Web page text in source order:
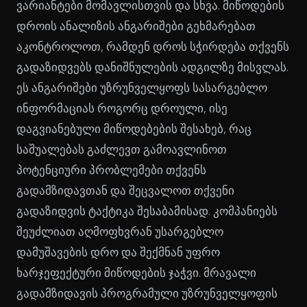
ვარიანტები მომავლისთვის და სხვა. მიწოდების
დროის ანალიზის ანგარიშები გეხმარებათ
აკონტროლოთ, რამდენ დროს სჭირდება თქვენს
გადაზიდვებს დანიშნულების ადგილზე მისვლას.
ეს ანგარიშები უზრუნველყოფს სასარგებლო
ინფორმაციას როგორც დროული, ისე
დაგვიანებული მიწოდებების შესახებ, რაც
საშუალებას გაძლევთ გამოავლინოთ
პოტენციური პრობლემები თქვენს
გადამზიდავთან და შეცვალოთ თქვენი
გადაზიდვის ტაქტიკა შესაბამისად. კომპანიებს
შეუძლიათ აღმოფხვრან უსარგებლო
დამუშავების დრო და შექმნან უფრო
ხარჯეფექტური მიწოდების ჯაჭვი. მრავალი
გადამზიდავის პროგრამული უზრუნველყოფის